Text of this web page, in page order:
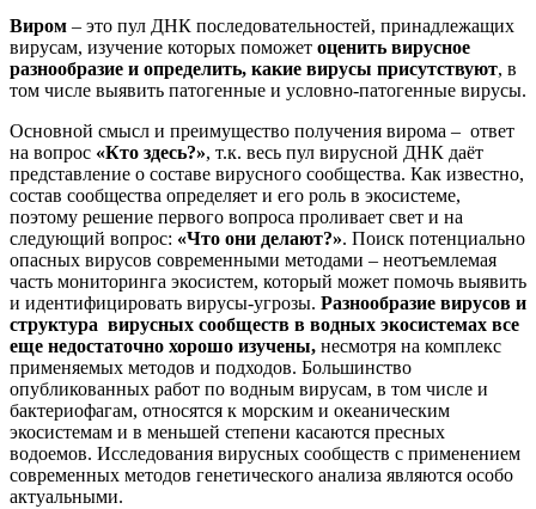
Виром – это пул ДНК последовательностей, принадлежащих
вирусам, изучение которых поможет оценить вирусное
разнообразие и определить, какие вирусы присутствуют, в
том числе выявить патогенные и условно-патогенные вирусы.
Основной смысл и преимущество получения вирома – ответ
на вопрос «Кто здесь?», т.к. весь пул вирусной ДНК даёт
представление о составе вирусного сообщества. Как известно,
состав сообщества определяет и его роль в экосистеме,
поэтому решение первого вопроса проливает свет и на
следующий вопрос: «Что они делают?». Поиск потенциально
опасных вирусов современными методами – неотъемлемая
часть мониторинга экосистем, который может помочь выявить
и идентифицировать вирусы-угрозы. Разнообразие вирусов и
структура вирусных сообществ в водных экосистемах все
еще недостаточно хорошо изучены, несмотря на комплекс
применяемых методов и подходов. Большинство
опубликованных работ по водным вирусам, в том числе и
бактериофагам, относятся к морским и океаническим
экосистемам и в меньшей степени касаются пресных
водоемов. Исследования вирусных сообществ с применением
современных методов генетического анализа являются особо
актуальными.